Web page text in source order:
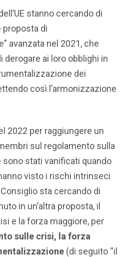
stanno cercando di
proposta di
avanzata nel 2021, che
derogare ai loro obblighi in
dei
così l’armonizzazione
2022 per raggiungere un
sul regolamento sulla
stati vanificati quando
visto i rischi intrinseci
sta cercando di
in un’altra proposta, il
e la forza maggiore, per
sulle crisi, la forza
(di seguito “il